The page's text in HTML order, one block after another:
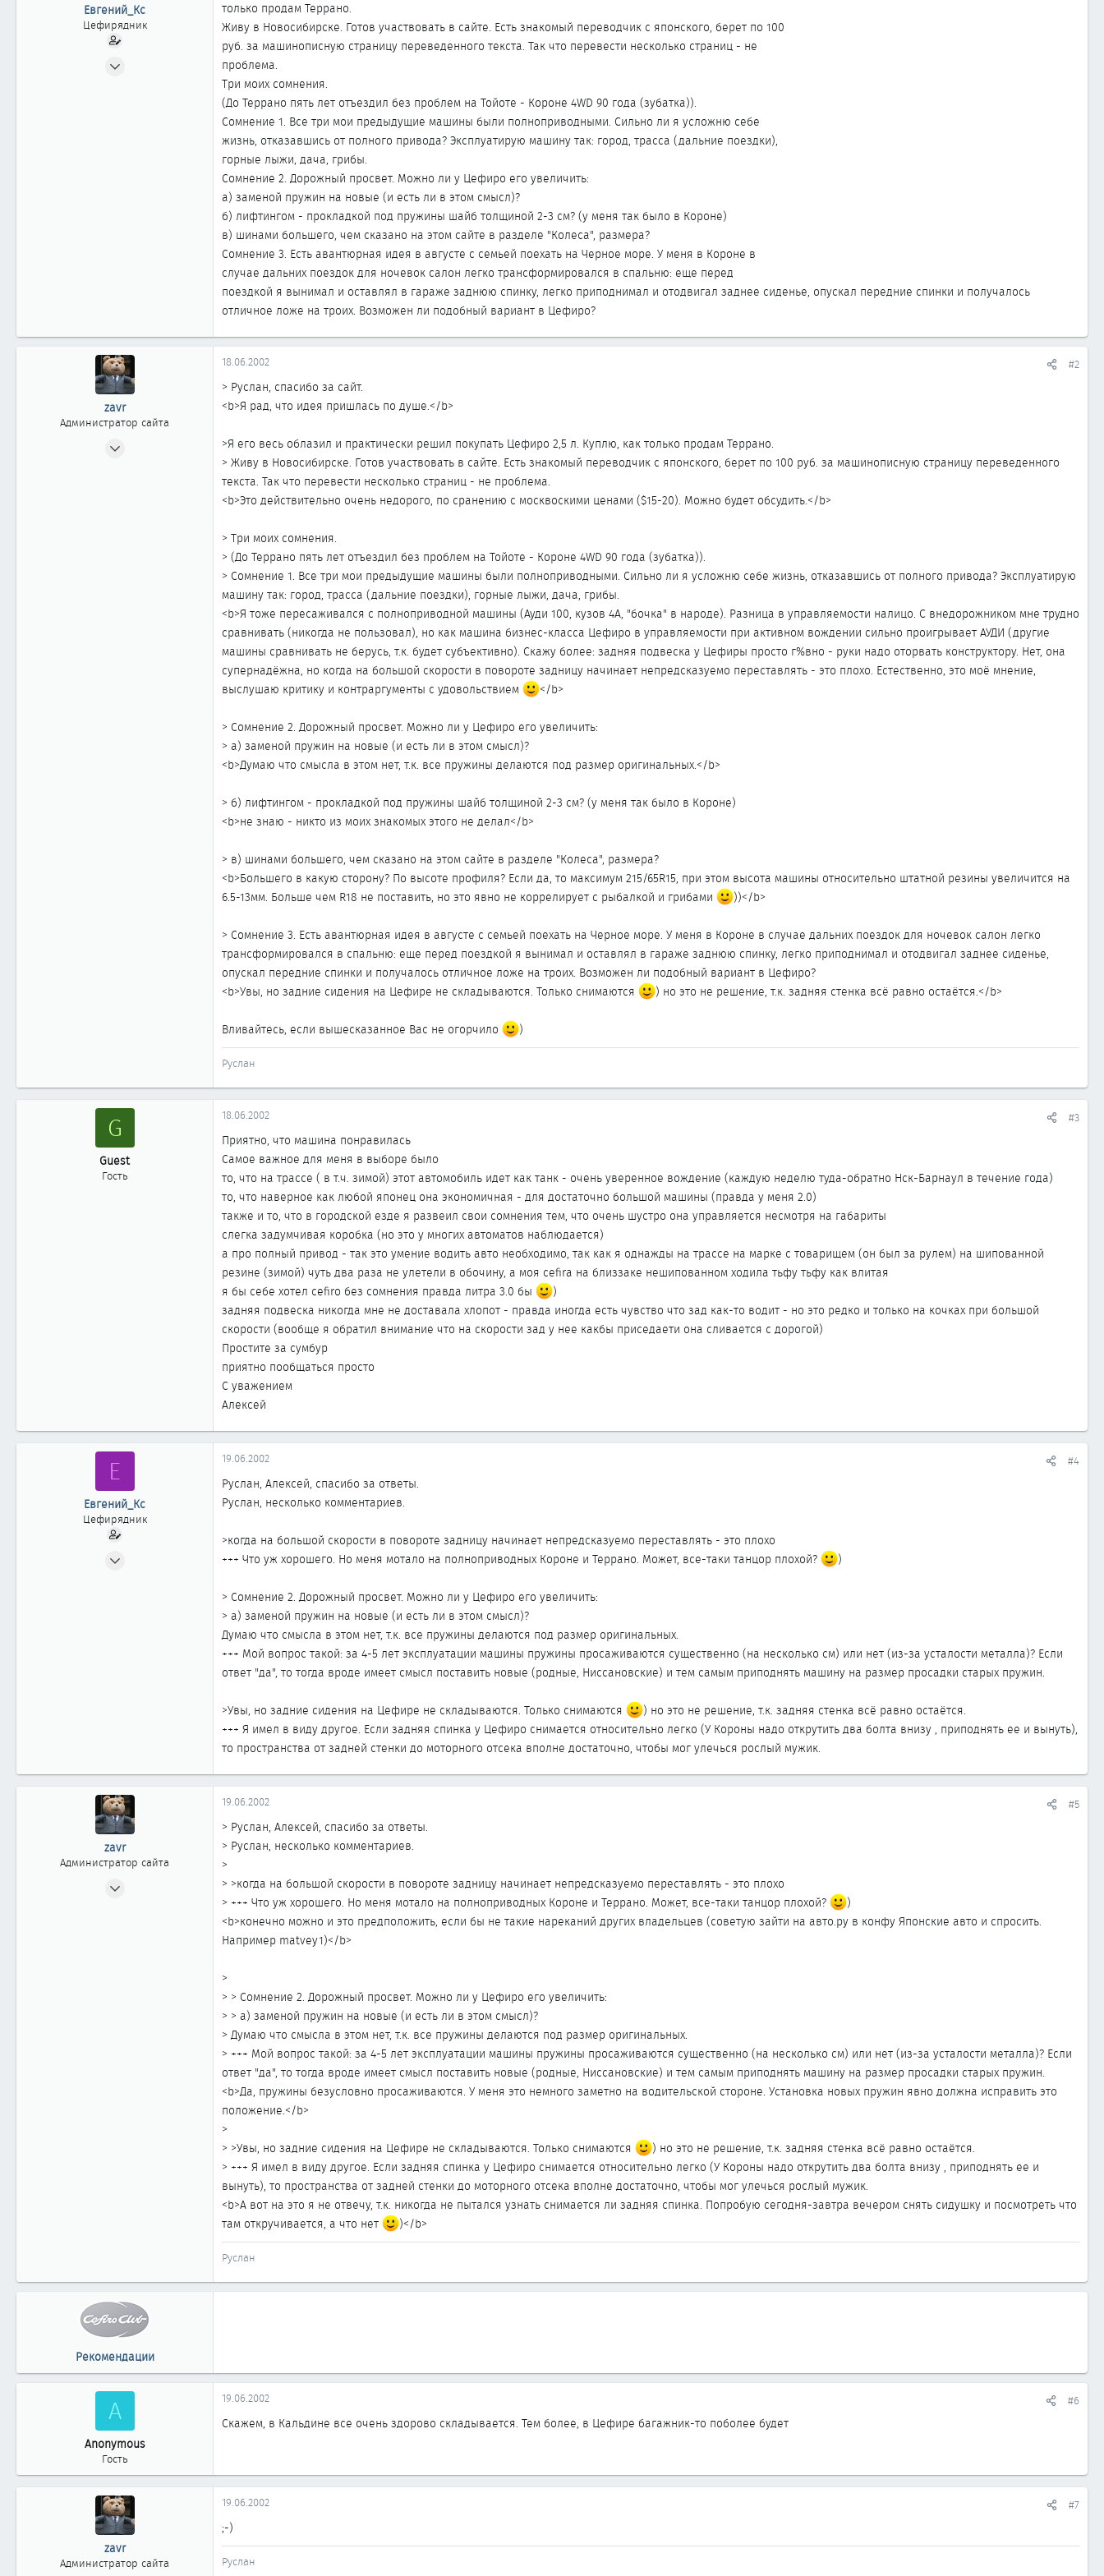
а
Евгений_Кс
Цефирядник
только продам Террано.
Живу в Новосибирске. Готов участвовать в сайте. Есть знакомый переводчик с японского, берет по 100
руб. за машинописную страницу переведенного текста. Так что перевести несколько страниц - не
проблема.
Три моих сомнения.
(До Террано пять лет отъездил без проблем на Тойоте - Короне 4WD 90 года (зубатка)).
Сомнение 1. Все три мои предыдущие машины были полноприводными. Сильно ли я усложню себе
жизнь, отказавшись от полного привода? Эксплуатирую машину так: город, трасса (дальние поездки),
горные лыжи, дача, грибы.
Сомнение 2. Дорожный просвет. Можно ли у Цефиро его увеличить:
а) заменой пружин на новые (и есть ли в этом смысл)?
б) лифтингом - прокладкой под пружины шайб толщиной 2-3 см? (у меня так было в Короне)
в) шинами большего, чем сказано на этом сайте в разделе "Колеса", размера?
Сомнение 3. Есть авантюрная идея в августе с семьей поехать на Черное море. У меня в Короне в
случае дальних поездок для ночевок салон легко трансформировался в спальню: еще перед
поездкой я вынимал и оставлял в гараже заднюю спинку, легко приподнимал и отодвигал заднее сиденье, опускал передние спинки и получалось
отличное ложе на троих. Возможен ли подобный вариант в Цефиро?
zavr
Администратор сайта
18.06.2002 #2
> Руслан, спасибо за сайт.
<b>Я рад, что идея пришлась по душе.</b>
>Я его весь облазил и практически решил покупать Цефиро 2,5 л. Куплю, как только продам Террано.
> Живу в Новосибирске. Готов участвовать в сайте. Есть знакомый переводчик с японского, берет по 100 руб. за машинописную страницу переведенного
текста. Так что перевести несколько страниц - не проблема.
<b>Это действительно очень недорого, по сранению с москвоскими ценами ($15-20). Можно будет обсудить.</b>
> Три моих сомнения.
> (До Террано пять лет отъездил без проблем на Тойоте - Короне 4WD 90 года (зубатка)).
> Сомнение 1. Все три мои предыдущие машины были полноприводными. Сильно ли я усложню себе жизнь, отказавшись от полного привода? Эксплуатирую
машину так: город, трасса (дальние поездки), горные лыжи, дача, грибы.
<b>Я тоже пересаживался с полноприводной машины (Ауди 100, кузов 4A, "бочка" в народе). Разница в управляемости налицо. С внедорожником мне трудно
сравнивать (никогда не пользовал), но как машина бизнес-класса Цефиро в управляемости при активном вождении сильно проигрывает АУДИ (другие
машины сравнивать не берусь, т.к. будет субъективно). Скажу более: задняя подвеска у Цефиры просто г%вно - руки надо оторвать конструктору. Нет, она
супернадёжна, но когда на большой скорости в повороте задницу начинает непредсказуемо переставлять - это плохо. Естественно, это моё мнение,
выслушаю критику и контраргументы с удовольствием
</b>
> Сомнение 2. Дорожный просвет. Можно ли у Цефиро его увеличить:
> а) заменой пружин на новые (и есть ли в этом смысл)?
<b>Думаю что смысла в этом нет, т.к. все пружины делаются под размер оригинальных.</b>
> б) лифтингом - прокладкой под пружины шайб толщиной 2-3 см? (у меня так было в Короне)
<b>не знаю - никто из моих знакомых этого не делал</b>
> в) шинами большего, чем сказано на этом сайте в разделе "Колеса", размера?
<b>Большего в какую сторону? По высоте профиля? Если да, то максимум 215/65R15, при этом высота машины относительно штатной резины увеличится на
6.5-13мм. Больше чем R18 не поставить, но это явно не коррелирует с рыбалкой и грибами
))</b>
> Сомнение 3. Есть авантюрная идея в августе с семьей поехать на Черное море. У меня в Короне в случае дальних поездок для ночевок салон легко
трансформировался в спальню: еще перед поездкой я вынимал и оставлял в гараже заднюю спинку, легко приподнимал и отодвигал заднее сиденье,
опускал передние спинки и получалось отличное ложе на троих. Возможен ли подобный вариант в Цефиро?
<b>Увы, но задние сидения на Цефире не складываются. Только снимаются
) но это не решение, т.к. задняя стенка всё равно остаётся.</b>
Вливайтесь, если вышесказанное Вас не огорчило )
Руслан
G
Guest
Гость
18.06.2002 #3
Приятно, что машина понравилась
Самое важное для меня в выборе было
то, что на трассе ( в т.ч. зимой) этот автомобиль идет как танк - очень уверенное вождение (каждую неделю туда-обратно Нск-Барнаул в течение года)
то, что наверное как любой японец она экономичная - для достаточно большой машины (правда у меня 2.0)
также и то, что в городской езде я развеил свои сомнения тем, что очень шустро она управляется несмотря на габариты
слегка задумчивая коробка (но это у многих автоматов наблюдается)
а про полный привод - так это умение водить авто необходимо, так как я однажды на трассе на марке с товарищем (он был за рулем) на шипованной
резине (зимой) чуть два раза не улетели в обочину, а моя cefira на близзаке нешипованном ходила тьфу тьфу как влитая
я бы себе хотел cefiro без сомнения правда литра 3.0 бы
)
задняя подвеска никогда мне не доставала хлопот - правда иногда есть чувство что зад как-то водит - но это редко и только на кочках при большой
скорости (вообще я обратил внимание что на скорости зад у нее какбы приседаети она сливается с дорогой)
Простите за сумбур
приятно пообщаться просто
С уважением
Алексей
Е
Евгений_Кс
Цефирядник
19.06.2002 #4
Руслан, Алексей, спасибо за ответы.
Руслан, несколько комментариев.
>когда на большой скорости в повороте задницу начинает непредсказуемо переставлять - это плохо
+++ Что уж хорошего. Но меня мотало на полноприводных Короне и Террано. Может, все-таки танцор плохой?
)
> Сомнение 2. Дорожный просвет. Можно ли у Цефиро его увеличить:
> а) заменой пружин на новые (и есть ли в этом смысл)?
Думаю что смысла в этом нет, т.к. все пружины делаются под размер оригинальных.
+++ Мой вопрос такой: за 4-5 лет эксплуатации машины пружины просаживаются существенно (на несколько см) или нет (из-за усталости металла)? Если
ответ "да", то тогда вроде имеет смысл поставить новые (родные, Ниссановские) и тем самым приподнять машину на размер просадки старых пружин.
>Увы, но задние сидения на Цефире не складываются. Только снимаются
) но это не решение, т.к. задняя стенка всё равно остаётся.
+++ Я имел в виду другое. Если задняя спинка у Цефиро снимается относительно легко (У Короны надо открутить два болта внизу , приподнять ее и вынуть),
то пространства от задней стенки до моторного отсека вполне достаточно, чтобы мог улечься рослый мужик.
zavr
Администратор сайта
19.06.2002 #5
> Руслан, Алексей, спасибо за ответы.
> Руслан, несколько комментариев.
>
> >когда на большой скорости в повороте задницу начинает непредсказуемо переставлять - это плохо
> +++ Что уж хорошего. Но меня мотало на полноприводных Короне и Террано. Может, все-таки танцор плохой?
)
<b>конечно можно и это предположить, если бы не такие нареканий других владельцев (советую зайти на авто.ру в конфу Японские авто и спросить.
Например matvey1)</b>
>
> > Сомнение 2. Дорожный просвет. Можно ли у Цефиро его увеличить:
> > а) заменой пружин на новые (и есть ли в этом смысл)?
> Думаю что смысла в этом нет, т.к. все пружины делаются под размер оригинальных.
> +++ Мой вопрос такой: за 4-5 лет эксплуатации машины пружины просаживаются существенно (на несколько см) или нет (из-за усталости металла)? Если
ответ "да", то тогда вроде имеет смысл поставить новые (родные, Ниссановские) и тем самым приподнять машину на размер просадки старых пружин.
<b>Да, пружины безусловно просаживаются. У меня это немного заметно на водительской стороне. Установка новых пружин явно должна исправить это
положение.</b>
>
> >Увы, но задние сидения на Цефире не складываются. Только снимаются
) но это не решение, т.к. задняя стенка всё равно остаётся.
> +++ Я имел в виду другое. Если задняя спинка у Цефиро снимается относительно легко (У Короны надо открутить два болта внизу , приподнять ее и
вынуть), то пространства от задней стенки до моторного отсека вполне достаточно, чтобы мог улечься рослый мужик.
<b>А вот на это я не отвечу, т.к. никогда не пытался узнать снимается ли задняя спинка. Попробую сегодня-завтра вечером снять сидушку и посмотреть что
там откручивается, а что нет
)</b>
Руслан
Рекомендации
A
Anonymous
Гость
19.06.2002 #6
Скажем, в Кальдине все очень здорово складывается. Тем более, в Цефире багажник-то поболее будет
zavr
Администратор сайта
19.06.2002 #7
;-)
Руслан